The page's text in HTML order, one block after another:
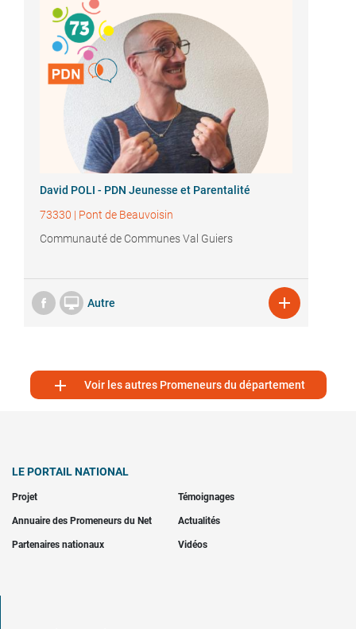
David POLI - PDN Jeunesse et Parentalité
73330 | Pont de Beauvoisin
Communauté de Communes Val Guiers
 Autre 
 Voir les autres Promeneurs du département
LE PORTAIL NATIONAL
Projet Témoignages
Annuaire des Promeneurs du Net Actualités
Partenaires nationaux Vidéos